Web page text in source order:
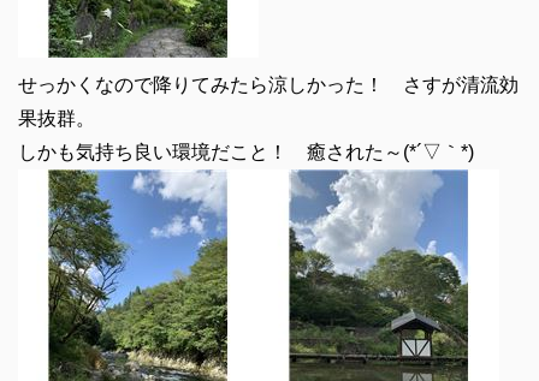
せっかくなので降りてみたら涼しかった！ さすが清流効
果抜群。
しかも気持ち良い環境だこと！ 癒された～(*´▽｀*)